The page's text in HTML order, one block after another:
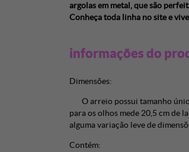
argolas em metal, que são
Conheça toda linha no site e
informações do
Dimensões:
O arreio possui tamanho
para os olhos mede 20,5 cm de
alguma variação leve de
Contém: